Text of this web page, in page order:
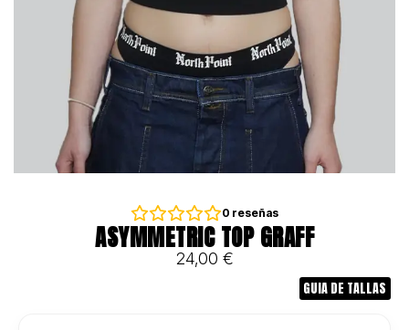
0 reseñas
ASYMMETRIC TOP GRAFF
24,00 €
GUIA DE TALLAS